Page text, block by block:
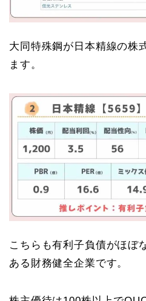
大同特殊鋼が日本精線の株
ます。
こちらも有利子負債がほぼ
ある財務健全企業です。